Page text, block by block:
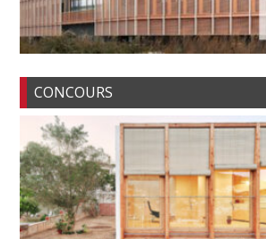
CONCOURS